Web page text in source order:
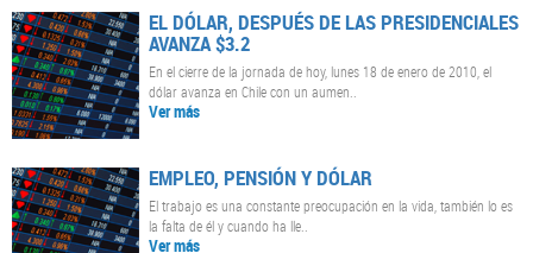
EL DÓLAR, DESPUÉS DE LAS PRESIDENCIALES
AVANZA $3.2
En el cierre de la jornada de hoy, lunes 18 de enero de 2010, el
dólar avanza en Chile con un aumen..
Ver más
EMPLEO, PENSIÓN Y DÓLAR
El trabajo es una constante preocupación en la vida, también lo es
la falta de él y cuando ha lle..
Ver más